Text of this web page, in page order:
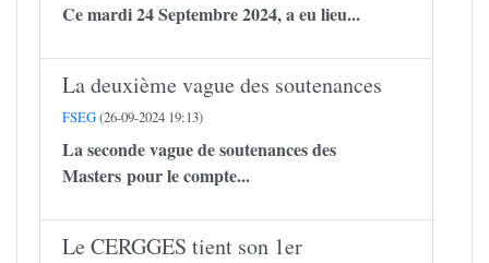
Ce mardi 24 Septembre 2024, a eu lieu...
La deuxième vague des soutenances
FSEG(26-09-2024 19:13)
La seconde vague de soutenances des
Masters pour le compte...
Le CERGGES tient son 1er